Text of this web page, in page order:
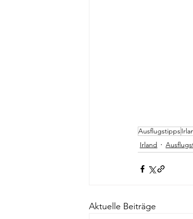
Ausflugstipps
Irland
Aktuelle Beiträge